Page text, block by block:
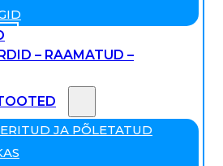
– RAAMATUD –
JA PÕLETATUD